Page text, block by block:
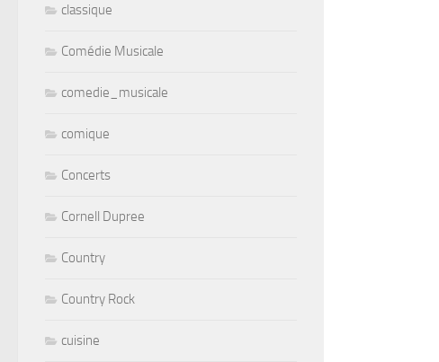
classique
Comédie Musicale
comedie_musicale
comique
Concerts
Cornell Dupree
Country
Country Rock
cuisine